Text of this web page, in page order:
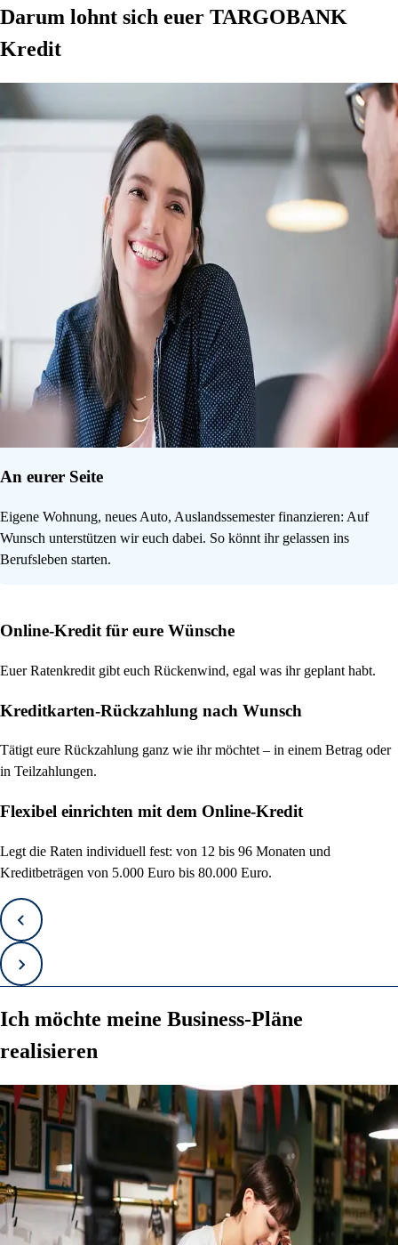
Darum lohnt sich euer TARGOBANK
Kredit
An eurer Seite
Eigene Wohnung, neues Auto, Auslandssemester finanzieren: Auf
Wunsch unterstützen wir euch dabei. So könnt ihr gelassen ins
Berufsleben starten.
Online-Kredit für eure Wünsche
Euer Ratenkredit gibt euch Rückenwind, egal was ihr geplant habt.
Kreditkarten-Rückzahlung nach Wunsch
Tätigt eure Rückzahlung ganz wie ihr möchtet – in einem Betrag oder
in Teilzahlungen.
Flexibel einrichten mit dem Online-Kredit
Legt die Raten individuell fest: von 12 bis 96 Monaten und
Kreditbeträgen von 5.000 Euro bis 80.000 Euro.
Zurück
Vorwärts
Ich möchte meine Business-Pläne
realisieren